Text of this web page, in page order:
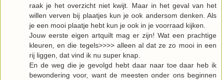
raak je het overzicht niet kwijt. Maar in het geval van het
willen verven bij plaatjes kun je ook andersom denken. Als
je een mooi plaatje hebt kun je ook in je voorraad kijken.
Jouw eerste eigen artquilt mag er zijn! Wat een prachtige
kleuren, en die tegels>>>> alleen al dat ze zo mooi in een
rij liggen, dat vind ik nu super knap.
En de weg die je gevolgd hebt daar naar toe daar heb ik
bewondering voor, want de meesten onder ons beginnen